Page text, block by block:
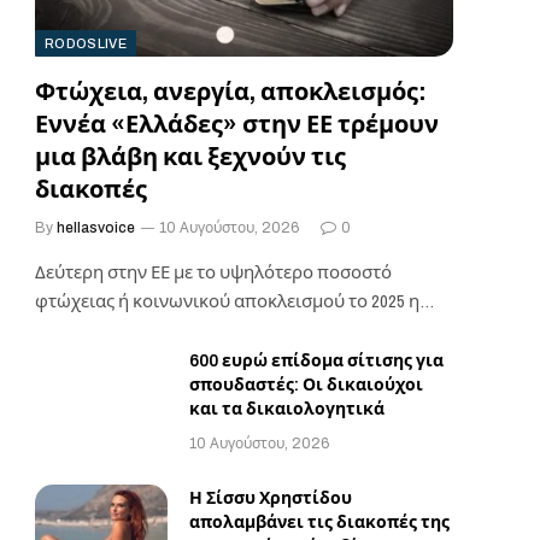
RODOSLIVE
Φτώχεια, ανεργία, αποκλεισμός:
Εννέα «Ελλάδες» στην ΕΕ τρέμουν
μια βλάβη και ξεχνούν τις
διακοπές
By hellasvoice 10 Αυγούστου, 2026 0
Δεύτερη στην ΕΕ με το υψηλότερο ποσοστό
φτώχειας ή κοινωνικού αποκλεισμού το 2025 η
600 ευρώ επίδομα σίτισης για
σπουδαστές: Οι δικαιούχοι
και τα δικαιολογητικά
10 Αυγούστου, 2026
Η Σίσσυ Χρηστίδου
απολαμβάνει τις διακοπές της